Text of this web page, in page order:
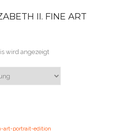
II. FINE ART
wird angezeigt